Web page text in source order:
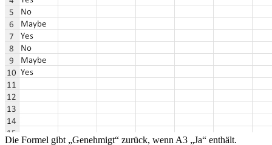
Die Formel gibt „Genehmigt“ zurück, wenn A3 „Ja“ enthält.